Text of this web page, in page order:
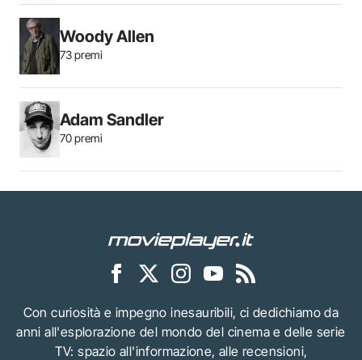
Woody Allen
73 premi
Adam Sandler
70 premi
Con curiosità e impegno inesauribili, ci dedichiamo da
anni all'esplorazione del mondo del cinema e delle serie
TV: spazio all'informazione, alle recensioni,